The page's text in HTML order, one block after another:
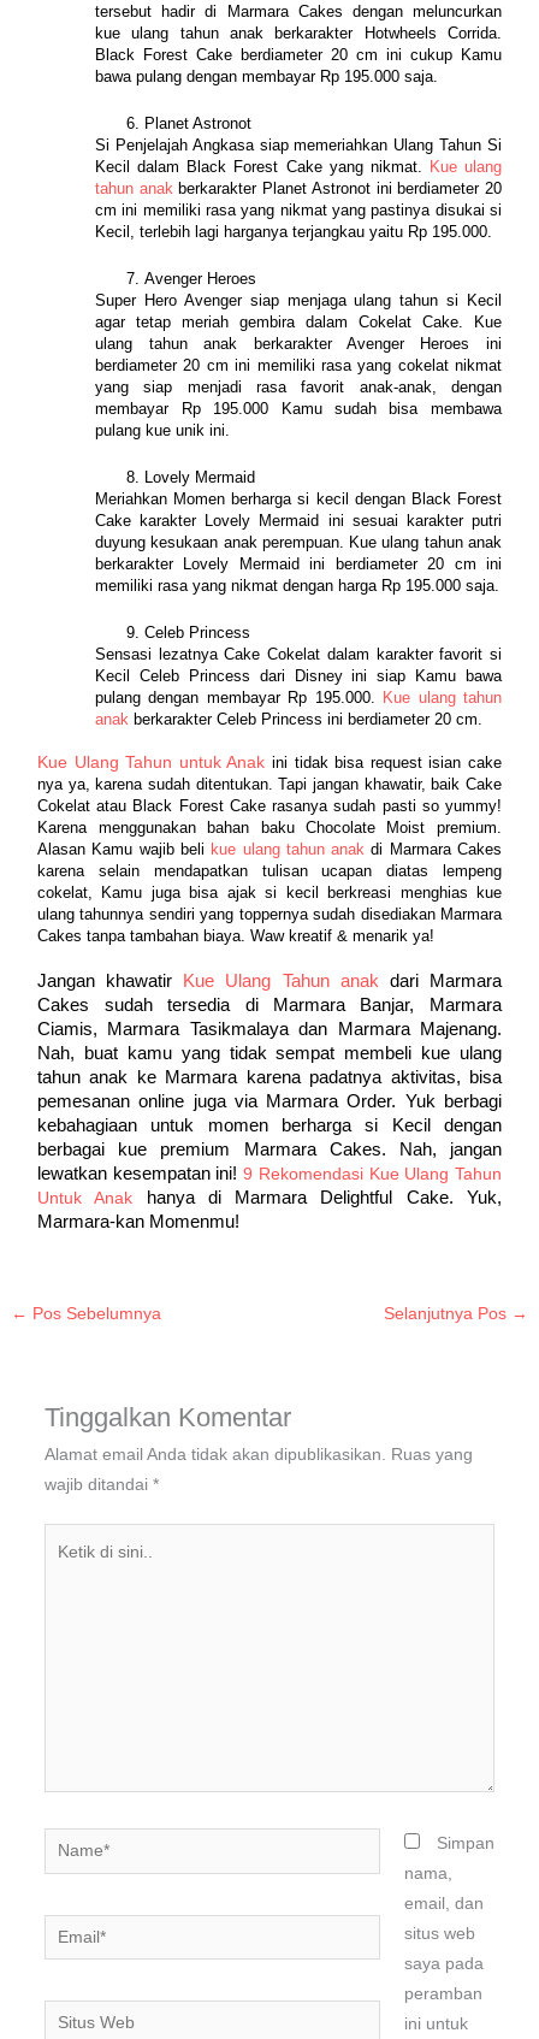
tersebut hadir di Marmara Cakes dengan meluncurkan
kue ulang tahun anak berkarakter Hotwheels Corrida.
Black Forest Cake berdiameter 20 cm ini cukup Kamu
bawa pulang dengan membayar Rp 195.000 saja.
Planet Astronot
Si Penjelajah Angkasa siap memeriahkan Ulang Tahun Si
Kecil dalam Black Forest Cake yang nikmat.
Kue ulang
tahun anak berkarakter Planet Astronot ini berdiameter 20
cm ini memiliki rasa yang nikmat yang pastinya disukai si
Kecil, terlebih lagi harganya terjangkau yaitu Rp 195.000.
Avenger Heroes
Super Hero Avenger siap menjaga ulang tahun si Kecil
agar tetap meriah gembira dalam Cokelat Cake. Kue
ulang tahun anak berkarakter Avenger Heroes ini
berdiameter 20 cm ini memiliki rasa yang cokelat nikmat
yang siap menjadi rasa favorit anak-anak, dengan
membayar Rp 195.000 Kamu sudah bisa membawa
pulang kue unik ini.
Lovely Mermaid
Meriahkan Momen berharga si kecil dengan Black Forest
Cake karakter Lovely Mermaid ini sesuai karakter putri
duyung kesukaan anak perempuan. Kue ulang tahun anak
berkarakter Lovely Mermaid ini berdiameter 20 cm ini
memiliki rasa yang nikmat dengan harga Rp 195.000 saja.
Celeb Princess
Sensasi lezatnya Cake Cokelat dalam karakter favorit si
Kecil Celeb Princess dari Disney ini siap Kamu bawa
pulang dengan membayar Rp 195.000.
Kue ulang tahun
anak berkarakter Celeb Princess ini berdiameter 20 cm.
Kue Ulang Tahun untuk Anak ini tidak bisa request isian cake
nya ya, karena sudah ditentukan. Tapi jangan khawatir, baik Cake
Cokelat atau Black Forest Cake rasanya sudah pasti so yummy!
Karena menggunakan bahan baku Chocolate Moist premium.
Alasan Kamu wajib beli kue ulang tahun anak di Marmara Cakes
karena selain mendapatkan tulisan ucapan diatas lempeng
cokelat, Kamu juga bisa ajak si kecil berkreasi menghias kue
ulang tahunnya sendiri yang toppernya sudah disediakan Marmara
Cakes tanpa tambahan biaya. Waw kreatif & menarik ya!
Jangan khawatir Kue Ulang Tahun anak dari Marmara
Cakes sudah tersedia di Marmara Banjar, Marmara
Ciamis, Marmara Tasikmalaya dan Marmara Majenang.
Nah, buat kamu yang tidak sempat membeli kue ulang
tahun anak ke Marmara karena padatnya aktivitas, bisa
pemesanan online juga via Marmara Order. Yuk berbagi
kebahagiaan untuk momen berharga si Kecil dengan
berbagai kue premium Marmara Cakes. Nah, jangan
lewatkan kesempatan ini! 9 Rekomendasi Kue Ulang Tahun
Untuk Anak
hanya di Marmara Delightful Cake. Yuk,
Marmara-kan Momenmu!
← Pos Sebelumnya Selanjutnya Pos →
Tinggalkan Komentar
Alamat email Anda tidak akan dipublikasikan.
Ruas yang
wajib ditandai *
Name*
Email*
Situs
Simpan
nama,
email, dan
situs web
saya pada
peramban
ini untuk